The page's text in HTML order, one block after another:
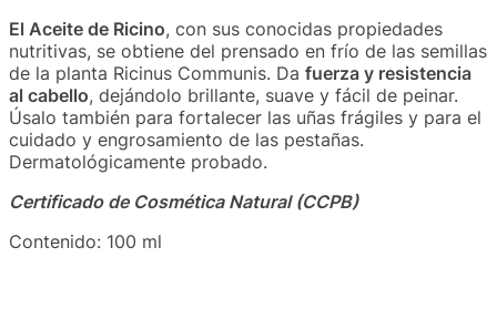
El Aceite de Ricino, con sus conocidas propiedades
nutritivas, se obtiene del prensado en frío de las semillas
de la planta Ricinus Communis. Da fuerza y resistencia
al cabello, dejándolo brillante, suave y fácil de peinar.
Úsalo también para fortalecer las uñas frágiles y para el
cuidado y engrosamiento de las pestañas.
Dermatológicamente probado.
Certificado de Cosmética Natural (CCPB)
Contenido: 100 ml